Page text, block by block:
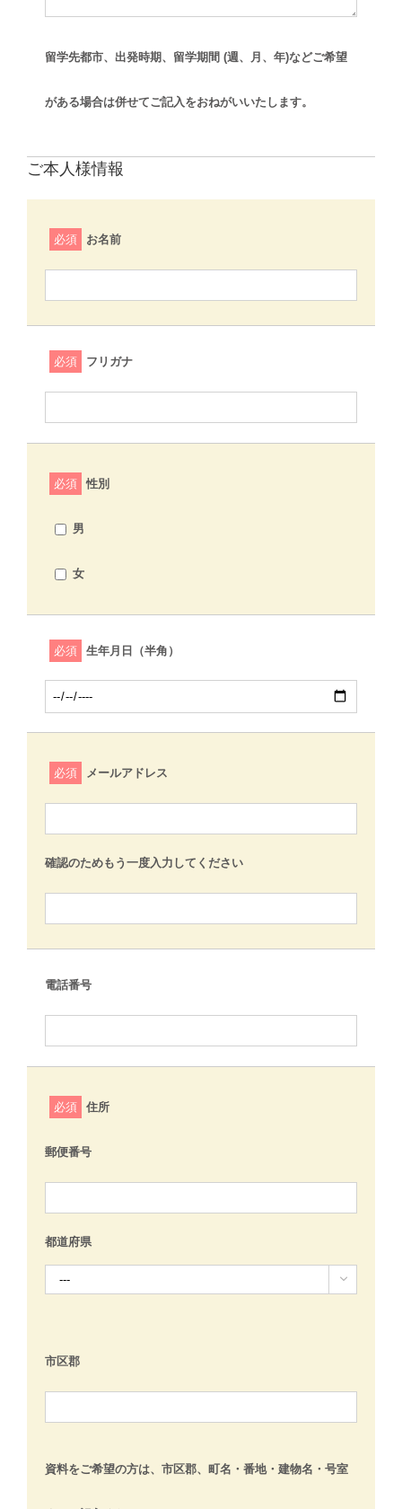
留学先都市、出発時期、留学期間 (週、月、年)などご希望
がある場合は併せてご記入をおねがいいたします。
ご本人様情報
必須 お名前
必須 フリガナ
必須 性別
男
女
必須 生年月日（半角）
必須 メールアドレス
確認のためもう一度入力してください
電話番号
必須 住所
郵便番号
都道府県

市区郡
資料をご希望の方は、市区郡、町名・番地・建物名・号室